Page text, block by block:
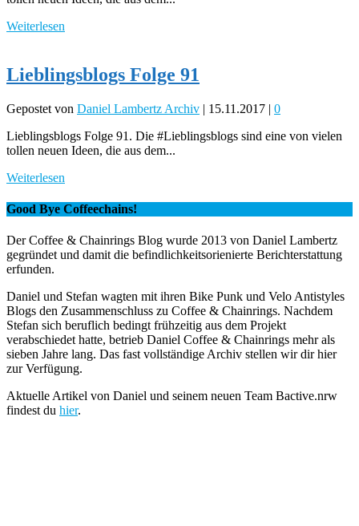
Weiterlesen
Lieblingsblogs Folge 91
Gepostet von Daniel Lambertz Archiv | 15.11.2017 | 0
Lieblingsblogs Folge 91. Die #Lieblingsblogs sind eine von vielen
tollen neuen Ideen, die aus dem...
Weiterlesen
Good Bye Coffeechains!
Der Coffee & Chainrings Blog wurde 2013 von Daniel Lambertz
gegründet und damit die befindlichkeitsorienierte Berichterstattung
erfunden.
Daniel und Stefan wagten mit ihren Bike Punk und Velo Antistyles
Blogs den Zusammenschluss zu Coffee & Chainrings. Nachdem
Stefan sich beruflich bedingt frühzeitig aus dem Projekt
verabschiedet hatte, betrieb Daniel Coffee & Chainrings mehr als
sieben Jahre lang. Das fast vollständige Archiv stellen wir dir hier
zur Verfügung.
Aktuelle Artikel von Daniel und seinem neuen Team Bactive.nrw
findest du hier.